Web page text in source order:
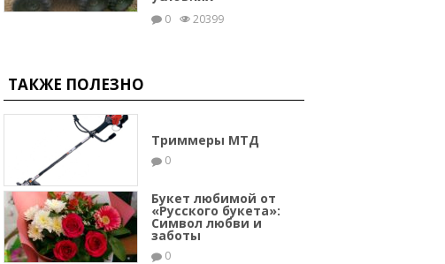
0 20399
ТАКЖЕ ПОЛЕЗНО
Триммеры МТД
0
Букет любимой от
«Русского букета»:
Символ любви и
заботы
0